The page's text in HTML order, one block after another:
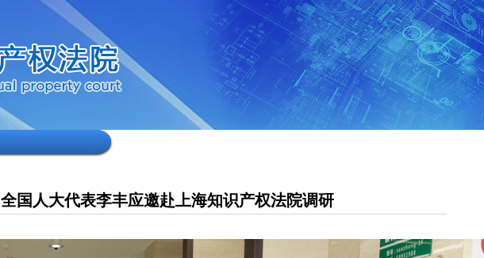
全国人大代表李丰应邀赴上海知识产权法院调研